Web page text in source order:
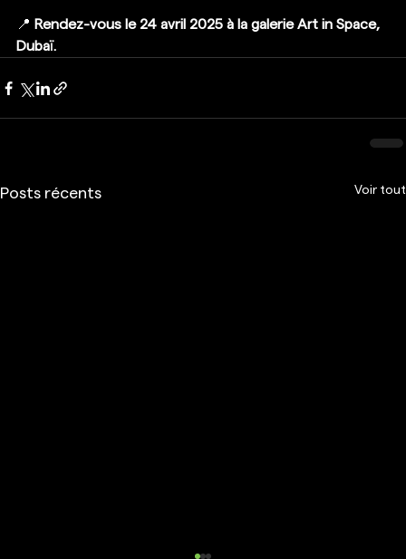
📍 Rendez-vous le 24 avril 2025 à la galerie Art in Space,
Dubaï.
Posts récents Voir tout